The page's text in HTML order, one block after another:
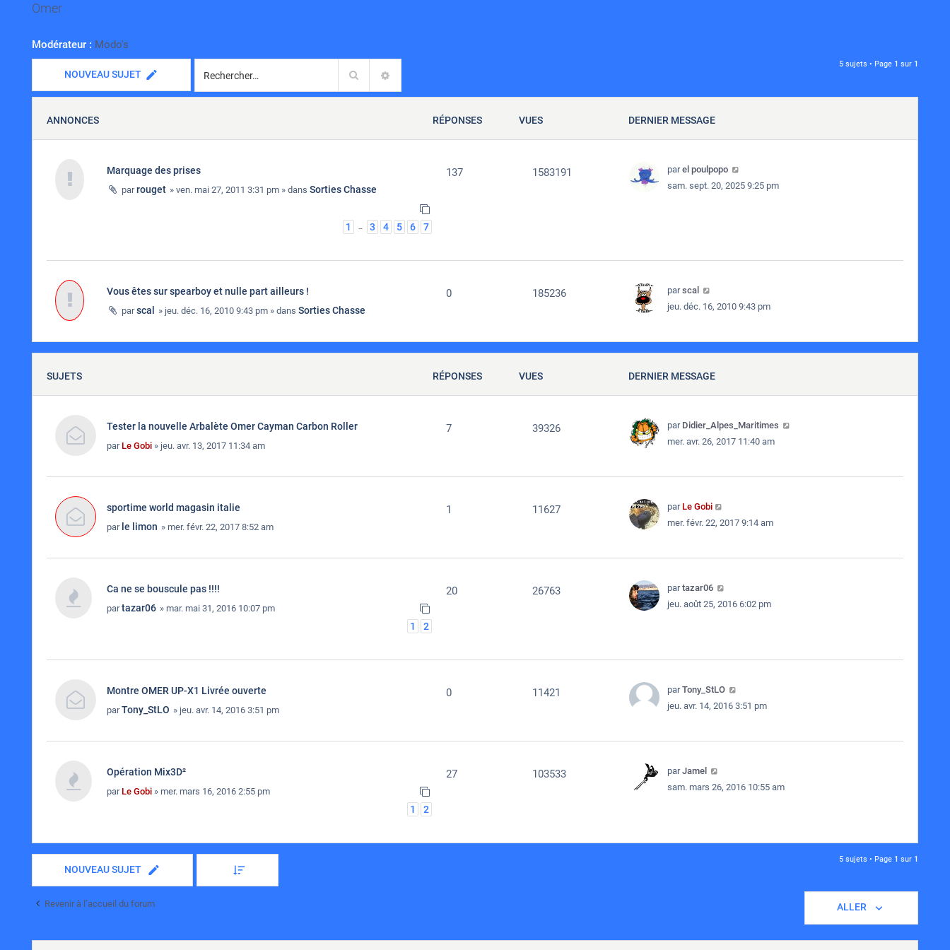
Omer
Modérateur : Modo's
NOUVEAU SUJET Rechercher
5 sujets • Page 1 sur 1
ANNONCES RÉPONSES VUES DERNIER MESSAGE
Marquage des prises
parrouget » ven. mai 27, 2011 3:31 pm » dans Sorties Chasse
1 … 3 4 5 6 7
137 1583191 parel poulpopo
sam. sept. 20, 2025 9:25 pm
Vous êtes sur spearboy et nulle part ailleurs !
parscal » jeu. déc. 16, 2010 9:43 pm » dans Sorties Chasse
0 185236 parscal
jeu. déc. 16, 2010 9:43 pm
SUJETS RÉPONSES VUES DERNIER MESSAGE
Tester la nouvelle Arbalète Omer Cayman Carbon Roller
par Le Gobi » jeu. avr. 13, 2017 11:34 am
7 39326 par Didier_Alpes_Maritimes
mer. avr. 26, 2017 11:40 am
sportime world magasin italie
par le limon » mer. févr. 22, 2017 8:52 am
1 11627 par Le Gobi
mer. févr. 22, 2017 9:14 am
Ca ne se bouscule pas !!!!
partazar06 » mar. mai 31, 2016 10:07 pm
1 2
20 26763 partazar06
jeu. août 25, 2016 6:02 pm
Montre OMER UP-X1 Livrée ouverte
parTony_StLO » jeu. avr. 14, 2016 3:51 pm
0 11421 parTony_StLO
jeu. avr. 14, 2016 3:51 pm
Opération Mix3D²
par Le Gobi » mer. mars 16, 2016 2:55 pm
1 2
27 103533 parJamel
sam. mars 26, 2016 10:55 am
NOUVEAU SUJET
5 sujets • Page 1 sur 1
Revenir à l’accueil du forum ALLER